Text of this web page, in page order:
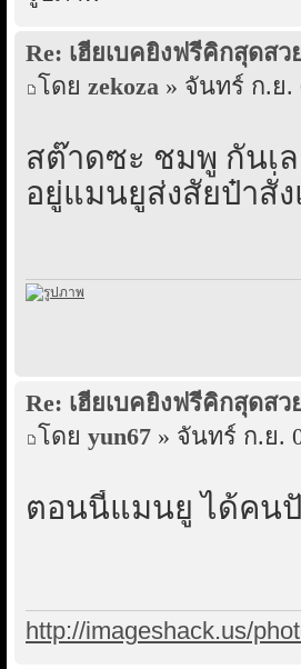
Re: เฮียเบคยิงฟรีคิกสุดสว
โดย zekoza » จันทร์ ก.ย.
สต๊าดซะ ชมพู กันเ
อยู่แมนยูส่งสัยป๋าสั่
Re: เฮียเบคยิงฟรีคิกสุดสว
โดย yun67 » จันทร์ ก.ย.
ตอนนี้แมนยู ได้คน
http://imageshack.us/